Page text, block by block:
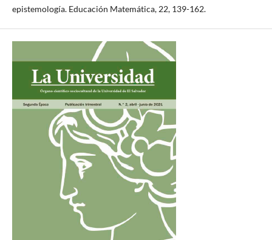
epistemología. Educación Matemática, 22, 139-162.